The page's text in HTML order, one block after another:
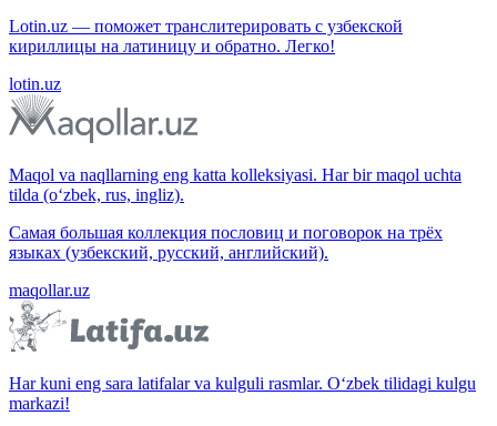
Lotin.uz — поможет транслитерировать с узбекской
кириллицы на латиницу и обратно. Легко!
lotin.uz
Maqol va naqllarning eng katta kolleksiyasi. Har bir maqol uchta
tilda (o‘zbek, rus, ingliz).
Самая большая коллекция пословиц и поговорок на трёх
языках (узбекский, русский, английский).
maqollar.uz
Har kuni eng sara latifalar va kulguli rasmlar. O‘zbek tilidagi kulgu
markazi!